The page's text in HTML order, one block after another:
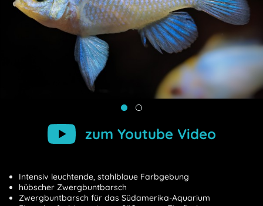
zum Youtube Video
Intensiv leuchtende, stahlblaue Farbgebung
hübscher Zwergbuntbarsch
Zwergbuntbarsch für das Südamerika-Aquarium